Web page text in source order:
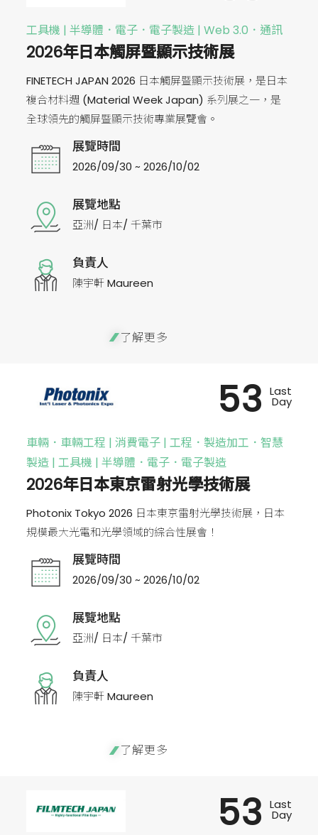
工具機 | 半導體．電子．電子製造 | Web 3.0．通訊
2026年日本觸屏暨顯示技術展
FINETECH JAPAN 2026 日本觸屏暨顯示技術展，是日本
複合材料週 (Material Week Japan) 系列展之一，是
全球領先的觸屏暨顯示技術專業展覽會。
展覽時間
2026/09/30 ~ 2026/10/02
展覽地點
亞洲/ 日本/ 千葉市
負責人
陳宇軒 Maureen
了解更多
車輛．車輛工程 | 消費電子 | 工程．製造加工．智慧
製造 | 工具機 | 半導體．電子．電子製造
2026年日本東京雷射光學技術展
Photonix Tokyo 2026 日本東京雷射光學技術展，日本
規模最大光電和光學領域的綜合性展會！
展覽時間
2026/09/30 ~ 2026/10/02
展覽地點
亞洲/ 日本/ 千葉市
負責人
陳宇軒 Maureen
53 Last
Day
了解更多
53 Last
Day